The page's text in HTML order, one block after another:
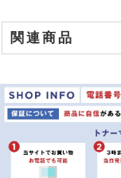
関連商品
キャノン カートリッ
キャノン カートリッ